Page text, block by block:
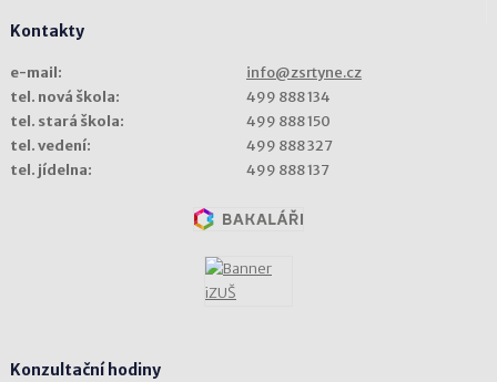
Kontakty
e-mail:
info@zsrtyne.cz
tel. nová škola:
499 888 134
tel. stará škola:
499 888 150
tel. vedení:
499 888 327
tel. jídelna:
499 888 137
Konzultační hodiny